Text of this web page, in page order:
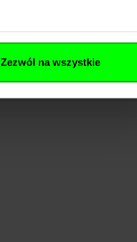
Zezwól na wszystkie